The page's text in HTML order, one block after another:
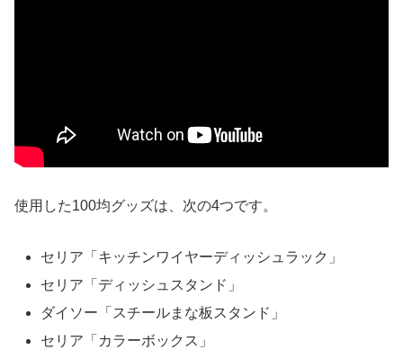
使用した100均グッズは、次の4つです。
セリア「キッチンワイヤーディッシュラック」
セリア「ディッシュスタンド」
ダイソー「スチールまな板スタンド」
セリア「カラーボックス」